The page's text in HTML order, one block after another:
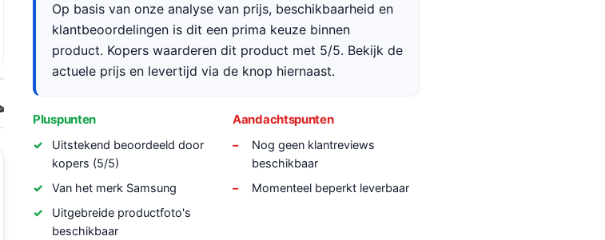
Op basis van onze analyse van prijs, beschikbaarheid en
klantbeoordelingen is dit een prima keuze binnen
product. Kopers waarderen dit product met 5/5. Bekijk de
actuele prijs en levertijd via de knop hiernaast.
Pluspunten
Uitstekend beoordeeld door
kopers (5/5)
Van het merk Samsung
Uitgebreide productfoto's
beschikbaar
Aandachtspunten
Nog geen klantreviews
beschikbaar
Momenteel beperkt leverbaar